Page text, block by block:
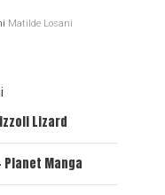
Matilde Losani
Lizard
- Planet Manga